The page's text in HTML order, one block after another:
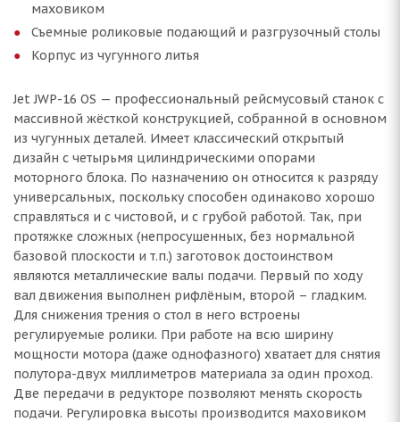
маховиком
Съемные роликовые подающий и разгрузочный столы
Корпус из чугунного литья
Jet JWP-16 OS — профессиональный рейсмусовый станок с
массивной жёсткой конструкцией, собранной в основном
из чугунных деталей. Имеет классический открытый
дизайн с четырьмя цилиндрическими опорами
моторного блока. По назначению он относится к разряду
универсальных, поскольку способен одинаково хорошо
справляться и с чистовой, и с грубой работой. Так, при
протяжке сложных (непросушенных, без нормальной
базовой плоскости и т.п.) заготовок достоинством
являются металлические валы подачи. Первый по ходу
вал движения выполнен рифлёным, второй – гладким.
Для снижения трения о стол в него встроены
регулируемые ролики. При работе на всю ширину
мощности мотора (даже однофазного) хватает для снятия
полутора-двух миллиметров материала за один проход.
Две передачи в редукторе позволяют менять скорость
подачи. Регулировка высоты производится маховиком